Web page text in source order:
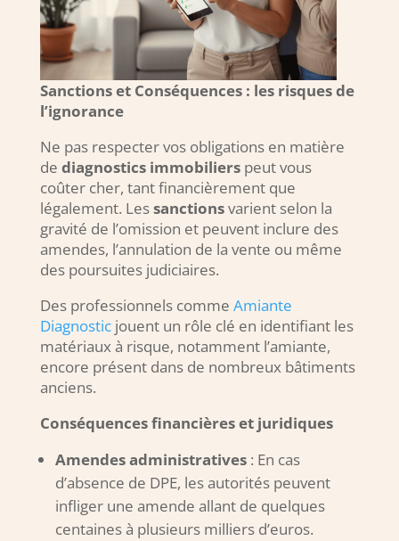
Sanctions et Conséquences : les risques de
l’ignorance
Ne pas respecter vos obligations en matière
de diagnostics immobilierspeut vous
coûter cher, tant financièrement que
légalement. Lessanctionsvarient selon la
gravité de l’omission et peuvent inclure des
amendes, l’annulation de la vente ou même
des poursuites judiciaires.
Des professionnels comme Amiante
Diagnosticjouent un rôle clé en identifiant les
matériaux à risque, notamment l’amiante,
encore présent dans de nombreux bâtiments
anciens.
Conséquences financières et juridiques
Amendes administratives: En cas
d’absence de DPE, les autorités peuvent
infliger une amende allant de quelques
centaines à plusieurs milliers d’euros.